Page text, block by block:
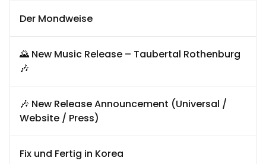
Der Mondweise
🌄 New Music Release – Taubertal Rothenburg
🎶
🎶 New Release Announcement (Universal /
Website / Press)
Fix und Fertig in Korea